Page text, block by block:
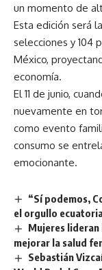
un momento de
Esta edición será
selecciones y 104
México,
economía.
El 11 de junio,
nuevamente en
como evento
consumo se
emocionante.
“Sí podemos,
el orgullo
Mujeres
mejorar la salud
Sebastián